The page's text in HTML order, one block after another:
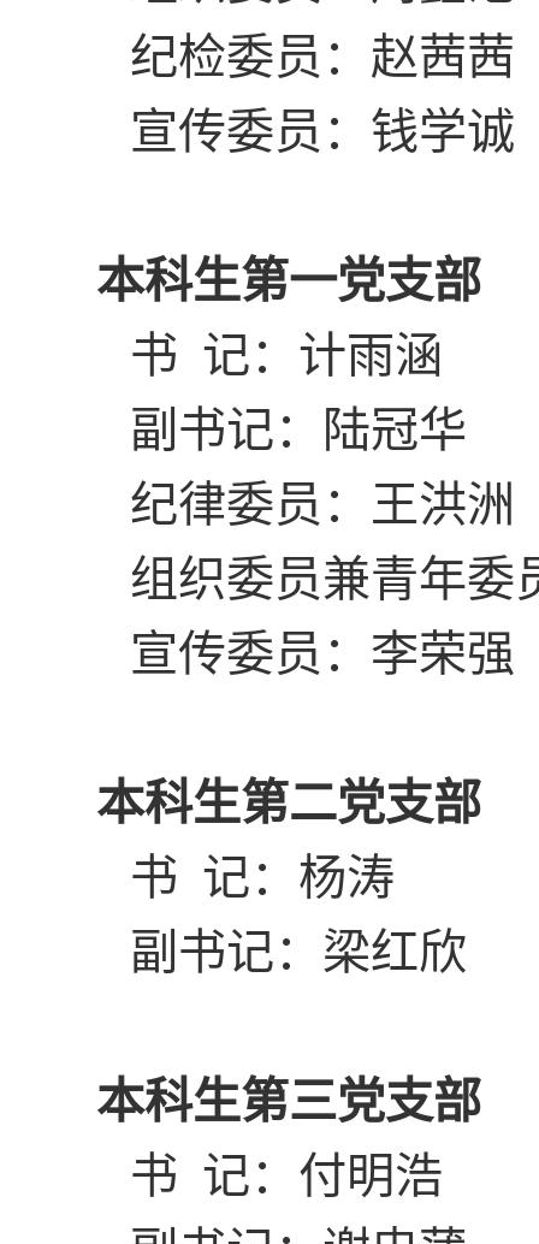
纪检委员：赵茜茜
宣传委员：钱学诚
本科生第一党支部
书 记：计雨涵
副书记：陆冠华
纪律委员：王洪洲
组织委员兼青年委
宣传委员：李荣强
本科生第二党支部
书 记：杨涛
副书记：梁红欣
本科生第三党支部
书 记：付明浩